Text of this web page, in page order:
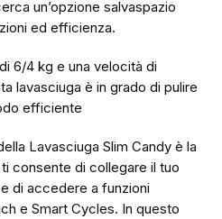
un’opzione salvaspazio
ed efficienza.
6/4 kg e una velocità di
lavasciuga è in grado di pulire
efficiente
Lavasciuga Slim Candy è la
consente di collegare il tuo
di accedere a funzioni
e Smart Cycles. In questo